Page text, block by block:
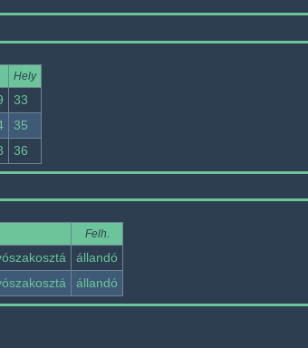
Hely
33
35
36
Felh.
állandó
állandó